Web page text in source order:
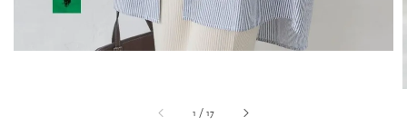
1 /17